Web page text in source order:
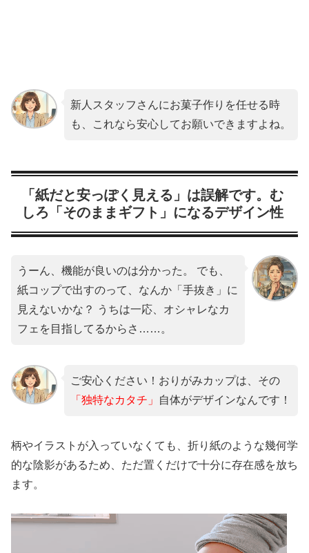
新人スタッフさんにお菓子作りを任せる時
も、これなら安心してお願いできますよね。
「紙だと安っぽく見える」は誤解です。む
しろ「そのままギフト」になるデザイン性
うーん、機能が良いのは分かった。 でも、
紙コップで出すのって、なんか「手抜き」に
見えないかな？ うちは一応、オシャレなカ
フェを目指してるからさ……。
ご安心ください！おりがみカップは、その
「独特なカタチ」
自体がデザインなんです！
柄やイラストが入っていなくても、折り紙のような幾何学
的な陰影があるため、ただ置くだけで十分に存在感を放ち
ます。